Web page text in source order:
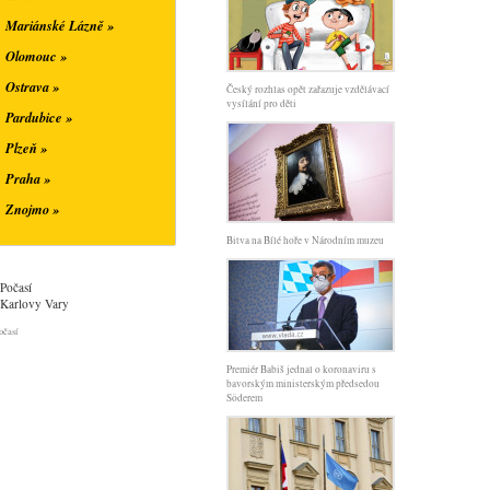
Český rozhlas opět zařazuje vzdělávací
vysílání pro děti
Bitva na Bílé hoře v Národním muzeu
Premiér Babiš jednal o koronaviru s
bavorským ministerským předsedou
Söderem
Mariánské Lázně »
Olomouc »
Ostrava »
Pardubice »
Plzeň »
Praha »
Znojmo »
Počasí
Karlovy Vary